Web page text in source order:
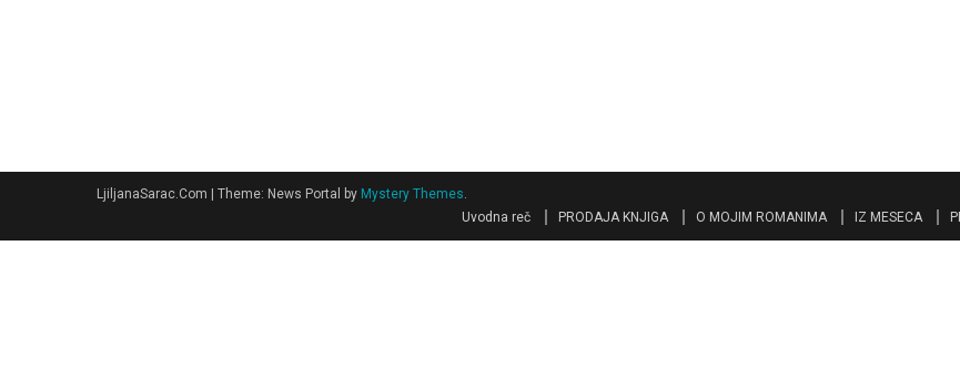
LjiljanaSarac.Com Theme: News Portal by Mystery Themes.
Uvodna reč
PRODAJA KNJIGA O MOJIM ROMANIMA IZ MESECA